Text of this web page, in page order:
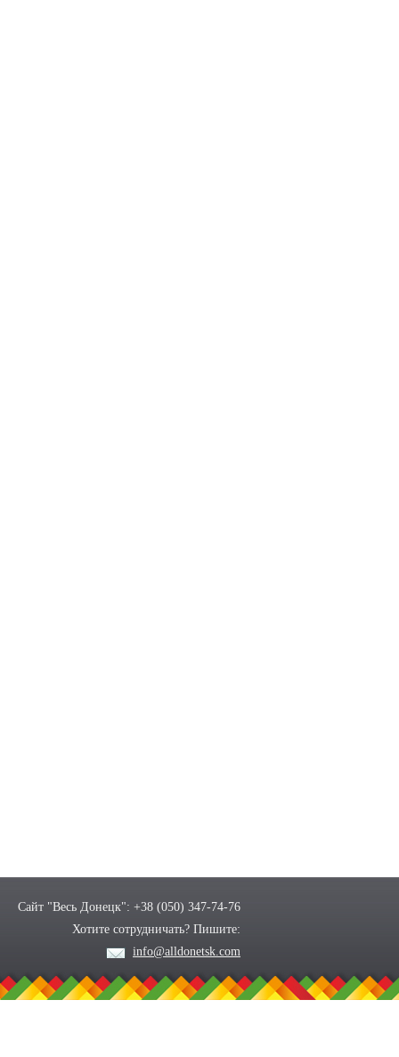
Сайт "Весь Донецк": +38 (050) 347-74-76
Хотите сотрудничать? Пишите:
info@alldonetsk.com